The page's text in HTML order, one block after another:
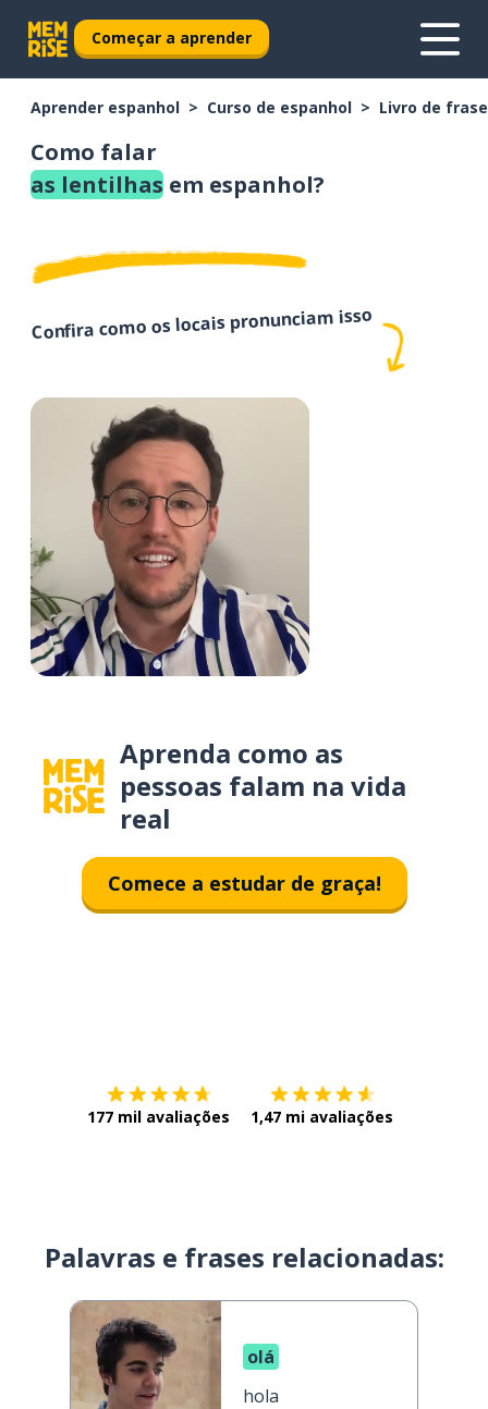
Começar a aprender
Aprender espanhol Curso de espanhol Livro de
Como falar
as lentilhas em espanhol?
Confira como os locais pronunciam isso
Aprenda como as
pessoas falam na vida
real
Comece a estudar de graça!
177 mil avaliações 1,47 mi avaliações
Palavras e frases relacionadas:
olá
hola